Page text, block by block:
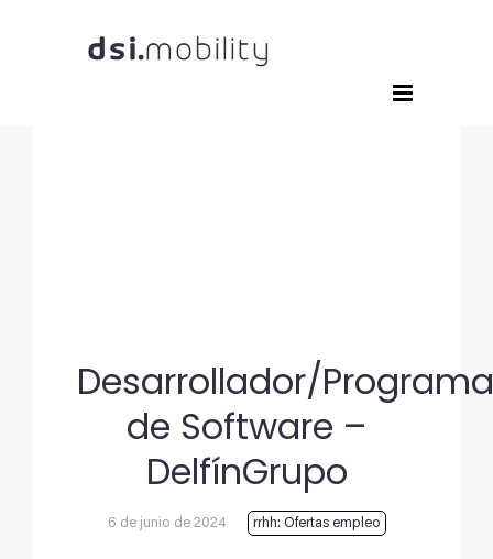
Desarrollador/
de Software –
DelfínGrupo
6 de junio de 2024 rrhh: Ofertas empleo